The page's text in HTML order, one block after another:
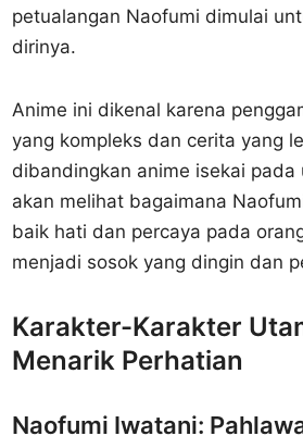
petualangan Naofumi dimulai
dirinya.
Anime ini dikenal karena
yang kompleks dan cerita yang
dibandingkan anime isekai pada
akan melihat bagaimana
baik hati dan percaya pada
menjadi sosok yang dingin dan
Karakter-Karakter
Menarik Perhatian
Naofumi Iwatani: